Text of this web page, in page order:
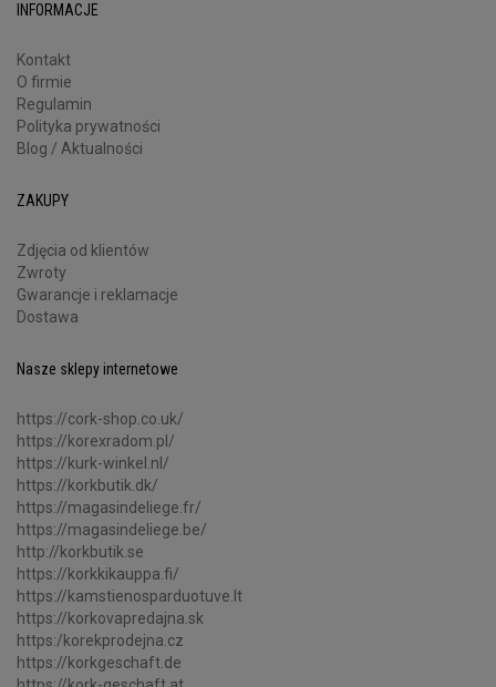
INFORMACJE
Kontakt
O firmie
Regulamin
Polityka prywatności
Blog / Aktualności
ZAKUPY
Zdjęcia od klientów
Zwroty
Gwarancje i reklamacje
Dostawa
Nasze sklepy internetowe
https://cork-shop.co.uk/
https://korexradom.pl/
https://kurk-winkel.nl/
https://korkbutik.dk/
https://magasindeliege.fr/
https://magasindeliege.be/
http://korkbutik.se
https://korkkikauppa.fi/
https://kamstienosparduotuve.lt
https://korkovapredajna.sk
https:/korekprodejna.cz
https://korkgeschaft.de